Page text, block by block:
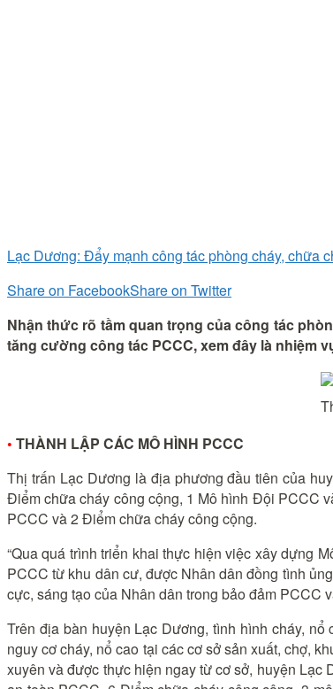
Lạc Dương: Đẩy mạnh công tác phòng cháy, chữa
Share on FacebookShare on Twitter
Nhận thức rõ tầm quan trọng của công tác
tăng cường công tác PCCC, xem đây là
• THÀNH LẬP CÁC MÔ HÌNH PCCC
Thị trấn Lạc Dương là địa phương đầu tiên của
Điểm chữa cháy công cộng, 1 Mô hình Đội PCCC
PCCC và 2 Điểm chữa cháy công cộng.
“Qua quá trình triển khai thực hiện việc xây dựng
PCCC từ khu dân cư, được Nhân dân đồng tình
cực, sáng tạo của Nhân dân trong bảo đảm PCCC
Trên địa bàn huyện Lạc Dương, tình hình cháy,
nguy cơ cháy, nổ cao tại các cơ sở sản xuất, chợ,
xuyên và được thực hiện ngay từ cơ sở, huyện